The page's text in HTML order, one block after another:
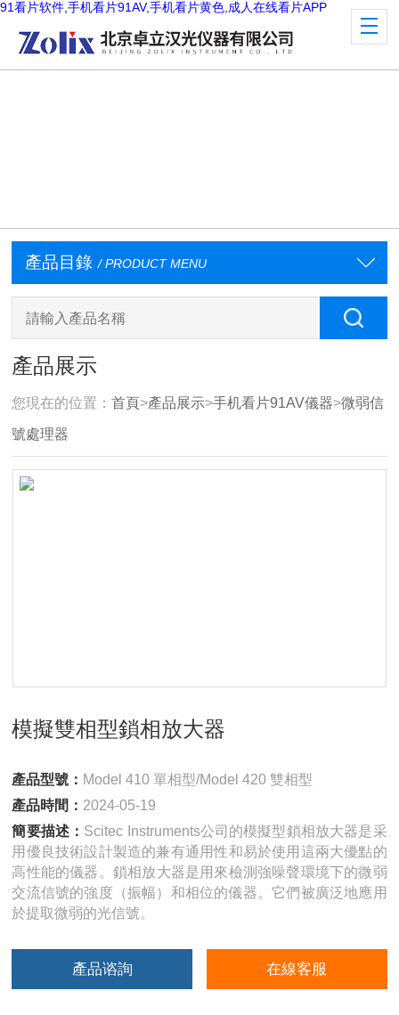
91看片软件,手机看片91AV,手机看片黄色,成人在线看片APP
產品目錄 / PRODUCT MENU
產品展示
您現在的位置：首頁>產品展示>手机看片91AV儀器>微弱信
號處理器
模擬雙相型鎖相放大器
產品型號： Model 410 單相型/Model 420 雙相型
產品時間： 2024-05-19
簡要描述： Scitec Instruments公司的模擬型鎖相放大器是采
用優良技術設計製造的兼有通用性和易於使用這兩大優點的
高性能的儀器。鎖相放大器是用來檢測強噪聲環境下的微弱
交流信號的強度（振幅）和相位的儀器。它們被廣泛地應用
於提取微弱的光信號。
產品谘詢 在線客服